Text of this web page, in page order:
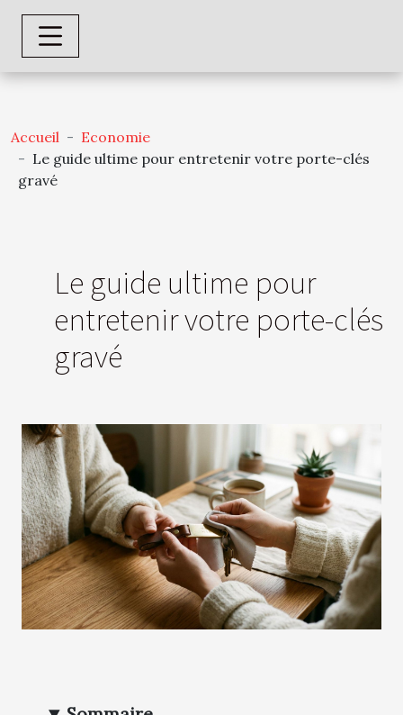
Accueil
Economie
Le guide ultime pour entretenir votre porte-clés
gravé
Le guide ultime pour
entretenir votre porte-clés
gravé